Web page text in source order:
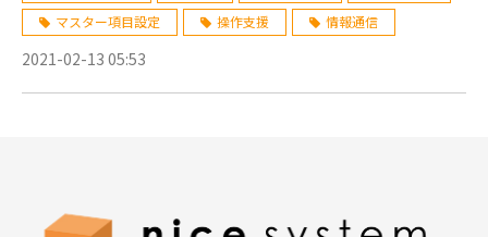
マスター項目設定
操作支援 情報通信
2021-02-13 05:53